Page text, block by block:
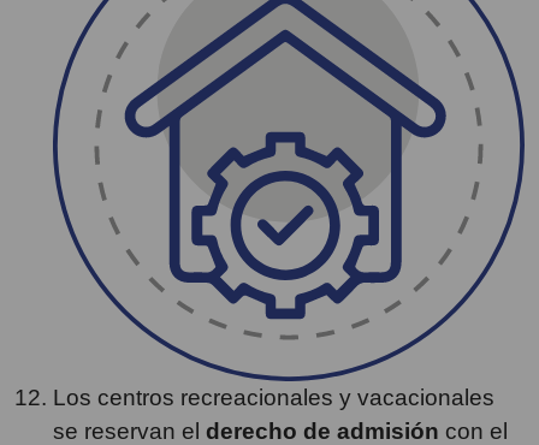
Los centros recreacionales y vacacionales
se reservan el derecho de admisión con el